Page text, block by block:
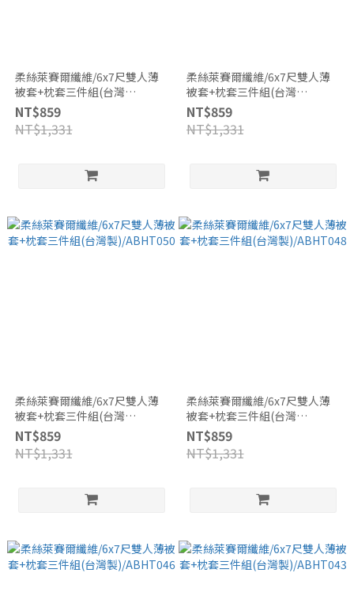
柔絲萊賽爾纖維/6x7尺雙人薄
被套+枕套三件組(台灣
製)/ABHT054
NT$859
NT$1,331
柔絲萊賽爾纖維/6x7尺雙人薄
被套+枕套三件組(台灣
製)/ABHT053
NT$859
NT$1,331
柔絲萊賽爾纖維/6x7尺雙人薄
被套+枕套三件組(台灣
製)/ABHT050
NT$859
NT$1,331
柔絲萊賽爾纖維/6x7尺雙人薄
被套+枕套三件組(台灣
製)/ABHT048
NT$859
NT$1,331